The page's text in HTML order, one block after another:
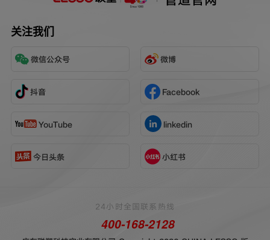
关注我们
微信公众号 微博
抖音 Facebook
YouTube linkedin
今日头条 小红书
24小时全国联系热线
400-168-2128